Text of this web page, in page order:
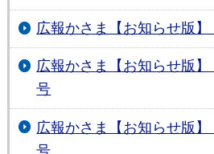
広報かさま【お知らせ版
広報かさま【お知らせ版
号
広報かさま【お知らせ版
号